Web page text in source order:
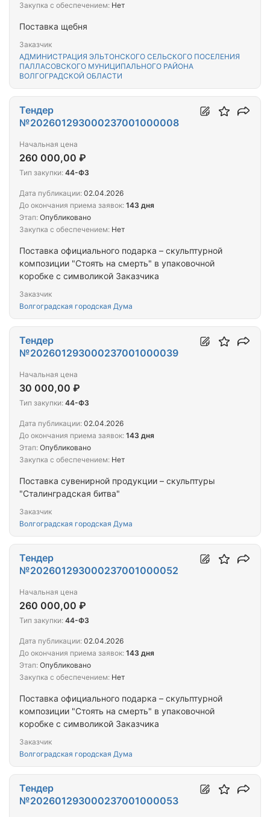
Поставка щебня
Заказчик
АДМИНИСТРАЦИЯ ЭЛЬТОНСКОГО СЕЛЬСКОГО ПОСЕЛЕНИЯ
ПАЛЛАСОВСКОГО МУНИЦИПАЛЬНОГО РАЙОНА
ВОЛГОГРАДСКОЙ ОБЛАСТИ
Закупка с обеспечением: Нет
Поставка официального подарка – скульптурной
композиции "Стоять на смерть" в упаковочной
коробке с символикой Заказчика
Заказчик
Волгоградская городская Дума
Тендер
№202601293000237001000008
Начальная цена
260 000,00 ₽
Тип закупки: 44-ФЗ
Дата публикации: 02.04.2026
До окончания приема заявок: 143 дня
Этап: Опубликовано
Закупка с обеспечением: Нет
Поставка сувенирной продукции – скульптуры
"Сталинградская битва"
Заказчик
Волгоградская городская Дума
Тендер
№202601293000237001000039
Начальная цена
30 000,00 ₽
Тип закупки: 44-ФЗ
Дата публикации: 02.04.2026
До окончания приема заявок: 143 дня
Этап: Опубликовано
Закупка с обеспечением: Нет
Поставка официального подарка – скульптурной
композиции "Стоять на смерть" в упаковочной
коробке с символикой Заказчика
Заказчик
Волгоградская городская Дума
Тендер
№202601293000237001000052
Начальная цена
260 000,00 ₽
Тип закупки: 44-ФЗ
Дата публикации: 02.04.2026
До окончания приема заявок: 143 дня
Этап: Опубликовано
Закупка с обеспечением: Нет
Тендер
№202601293000237001000053